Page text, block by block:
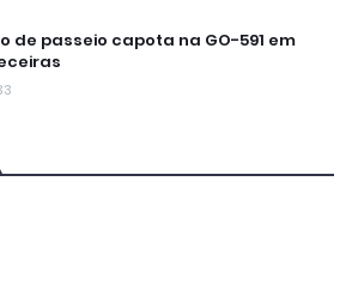
de passeio capota na GO-591 em